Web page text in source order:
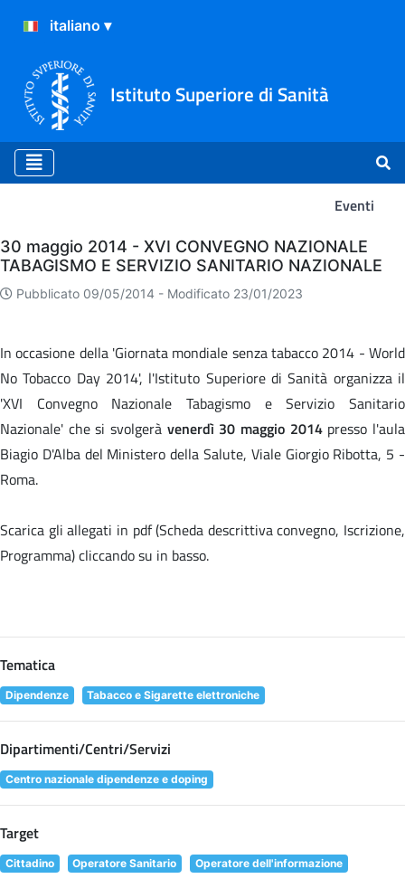
Istituto Superiore di Sanità
Eventi
Eventi
30 maggio 2014 - XVI CONVEGNO NAZIONALE
TABAGISMO E SERVIZIO SANITARIO NAZIONALE
Pubblicato 09/05/2014 - Modificato 23/01/2023
In occasione della 'Giornata mondiale senza tabacco 2014 - World
No Tobacco Day 2014', l'Istituto Superiore di Sanità organizza il
'XVI Convegno Nazionale Tabagismo e Servizio Sanitario
Nazionale' che si svolgerà venerdì 30 maggio 2014presso l'aula
Biagio D'Alba del Ministero della Salute, Viale Giorgio Ribotta, 5 -
Roma.
Scarica gli allegati in pdf (Scheda descrittiva convegno, Iscrizione,
Programma) cliccando su in basso.
Tematica
Dipendenze Tabacco e Sigarette elettroniche
Dipartimenti/Centri/Servizi
Centro nazionale dipendenze e doping
Target
Cittadino Operatore Sanitario Operatore dell'informazione